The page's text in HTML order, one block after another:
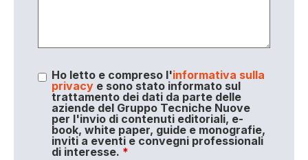
Ho letto e compreso l'informativa sulla
privacye sono stato informato sul
trattamento dei dati da parte delle
aziende del Gruppo Tecniche Nuove
per l'invio di contenuti editoriali, e-
book, white paper, guide e monografie,
inviti a eventi e convegni professionali
di interesse. *